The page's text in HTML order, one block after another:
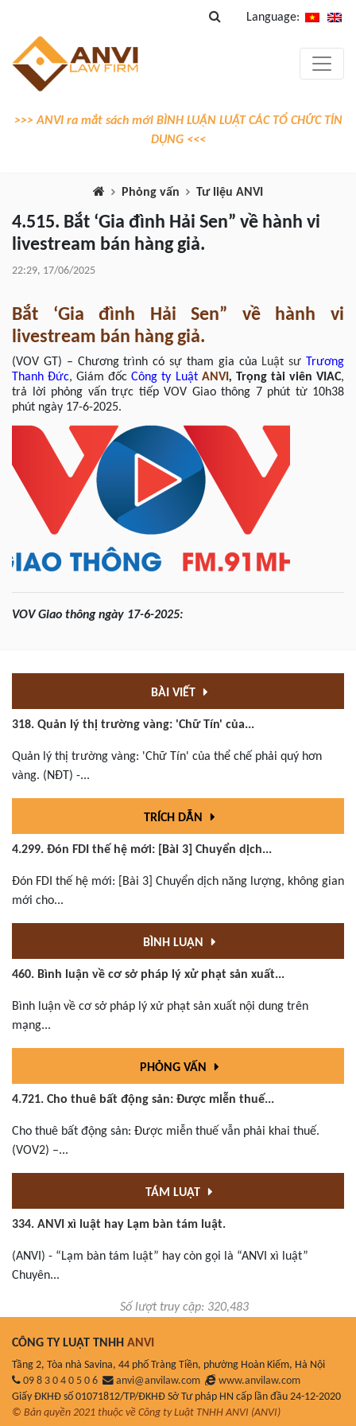
Language:
>>> ANVI ra mắt sách mới BÌNH LUẬN LUẬT CÁC TỔ CHỨC TÍN
DỤNG <<<
Phỏng vấn Tư liệu ANVI
4.515. Bắt ‘Gia đình Hải Sen” về hành vi
livestream bán hàng giả.
22:29, 17/06/2025
Bắt ‘Gia đình Hải Sen” về hành vi
livestream bán hàng giả.
(VOV GT) – Chương trình có sự tham gia của Luật sư Trương
Thanh Đức, Giám đốcCông ty Luật ANVI , Trọng tài viên VIAC,
trả lời phỏng vấn trực tiếp VOV Giao thông 7 phút từ 10h38
phút ngày 17-6-2025.
VOV Giao thôngngày 17-6-2025:
BÀI VIẾT
318. Quản lý thị trường vàng: 'Chữ Tín' của...
Quản lý thị trường vàng: 'Chữ Tín' của thể chế phải quý hơn
vàng. (NĐT) -...
TRÍCH DẪN
4.299. Đón FDI thế hệ mới: [Bài 3] Chuyển dịch...
Đón FDI thế hệ mới: [Bài 3] Chuyển dịch năng lượng, không gian
mới cho...
BÌNH LUẬN
460. Bình luận về cơ sở pháp lý xử phạt sản xuất...
Bình luận về cơ sở pháp lý xử phạt sản xuất nội dung trên
mạng...
PHỎNG VẤN
4.721. Cho thuê bất động sản: Được miễn thuế...
Cho thuê bất động sản: Được miễn thuế vẫn phải khai thuế.
(VOV2) –...
TÁM LUẬT
334. ANVI xì luật hay Lạm bàn tám luật.
(ANVI) - “Lạm bàn tám luật” hay còn gọi là “ANVI xì luật”
Chuyên...
Số lượt truy cập: 320,483
CÔNG TY LUẬT TNHH ANVI
Tầng 2, Tòa nhà Savina, 44 phố Tràng Tiền, phường Hoàn Kiếm, Hà Nội
09 8 3 0 4 0 5 0 6
anvi@anvilaw.com
www.anvilaw.com
Giấy ĐKHĐ số 01071812/TP/ĐKHĐ Sở Tư pháp HN cấp lần đầu 24-12-2020
© Bản quyền 2021 thuộc về Công ty Luật TNHH ANVI (ANVI)